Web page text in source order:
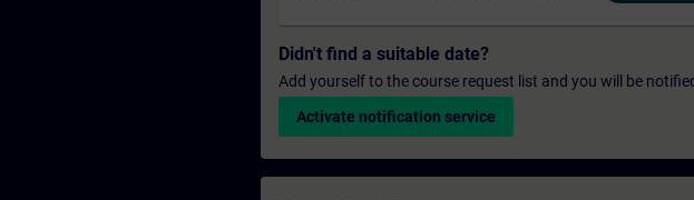
Didn't find a suitable date?
Add yourself to the course request list and you will be
Activate notification service